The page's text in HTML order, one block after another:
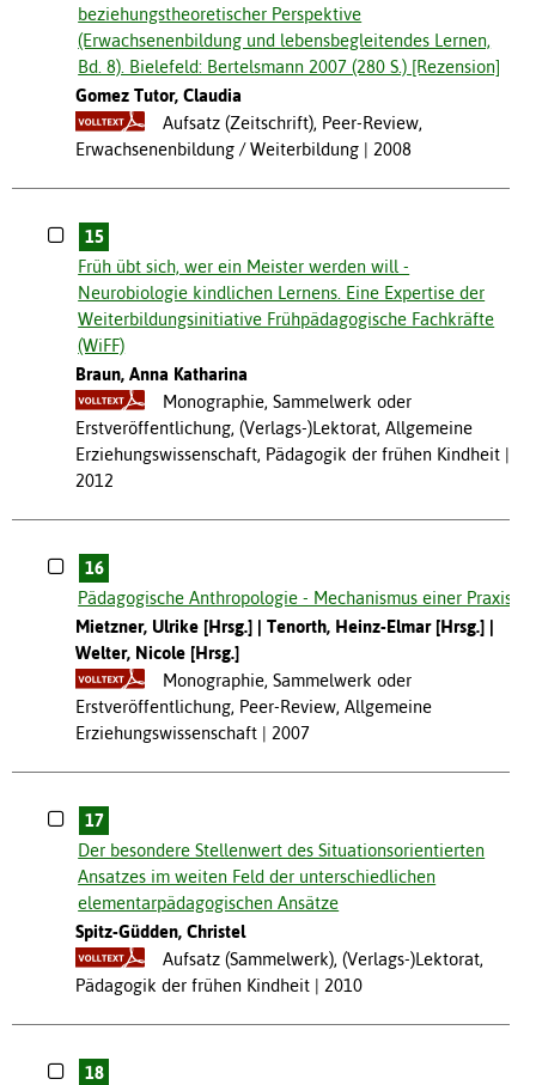
beziehungstheoretischer Perspektive
(Erwachsenenbildung und lebensbegleitendes Lernen,
Bd. 8). Bielefeld: Bertelsmann 2007 (280 S.) [Rezension]
Gomez Tutor, Claudia
Aufsatz (Zeitschrift), Peer-Review,
Erwachsenenbildung / Weiterbildung
2008
15
Früh übt sich, wer ein Meister werden will -
Neurobiologie kindlichen Lernens. Eine Expertise der
Weiterbildungsinitiative Frühpädagogische Fachkräfte
(WiFF)
Braun, Anna Katharina
Monographie, Sammelwerk oder
Erstveröffentlichung, (Verlags-)Lektorat, Allgemeine
Erziehungswissenschaft, Pädagogik der frühen Kindheit
2012
16
Pädagogische Anthropologie - Mechanismus einer Praxis
Mietzner, Ulrike [Hrsg.]
Tenorth, Heinz-Elmar [Hrsg.]
Welter, Nicole [Hrsg.]
Monographie, Sammelwerk oder
Erstveröffentlichung, Peer-Review, Allgemeine
Erziehungswissenschaft
2007
17
Der besondere Stellenwert des Situationsorientierten
Ansatzes im weiten Feld der unterschiedlichen
elementarpädagogischen Ansätze
Spitz-Güdden, Christel
Aufsatz (Sammelwerk), (Verlags-)Lektorat,
Pädagogik der frühen Kindheit
2010
18